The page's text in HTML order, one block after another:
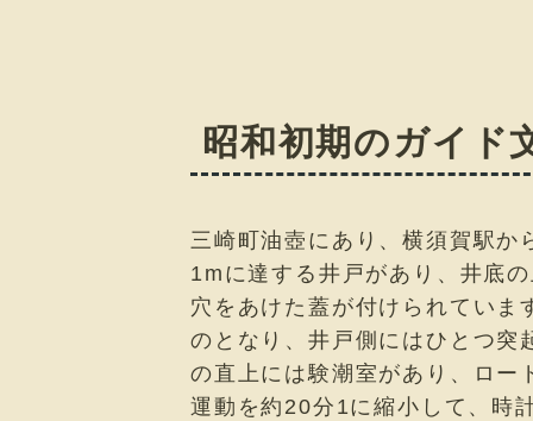
昭和初期のガイド
三崎町油壺にあり、横須賀駅か
1mに達する井戸があり、井底
穴をあけた蓋が付けられていま
のとなり、井戸側にはひとつ突
の直上には験潮室があり、ロー
運動を約20分1に縮小して、時